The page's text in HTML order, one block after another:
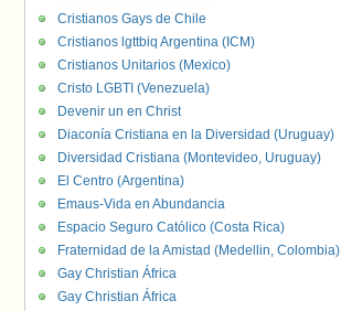
Cristianos Gays de Chile
Cristianos lgttbiq Argentina (ICM)
Cristianos Unitarios (Mexico)
Cristo LGBTI (Venezuela)
Devenir un en Christ
Diaconía Cristiana en la Diversidad (Uruguay)
Diversidad Cristiana (Montevideo, Uruguay)
El Centro (Argentina)
Emaus-Vida en Abundancia
Espacio Seguro Católico (Costa Rica)
Fraternidad de la Amistad (Medellin, Colombia)
Gay Christian África
Gay Christian África